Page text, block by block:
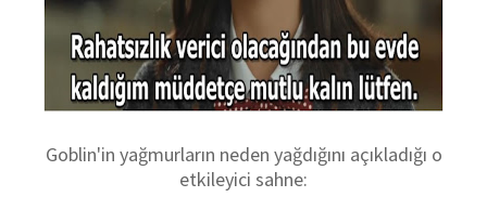
Goblin'in yağmurların neden yağdığını açıkladığı o
etkileyici sahne: